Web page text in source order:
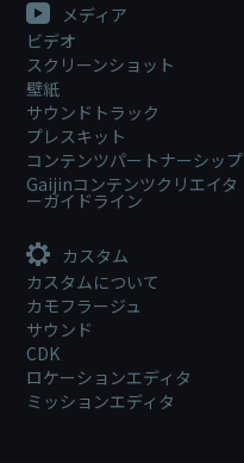
メディア
ビデオ
スクリーンショット
壁紙
サウンドトラック
プレスキット
コンテンツパートナーシップ
Gaijinコンテンツクリエイタ
ーガイドライン
カスタム
カスタムについて
カモフラージュ
サウンド
CDK
ロケーションエディタ
ミッションエディタ